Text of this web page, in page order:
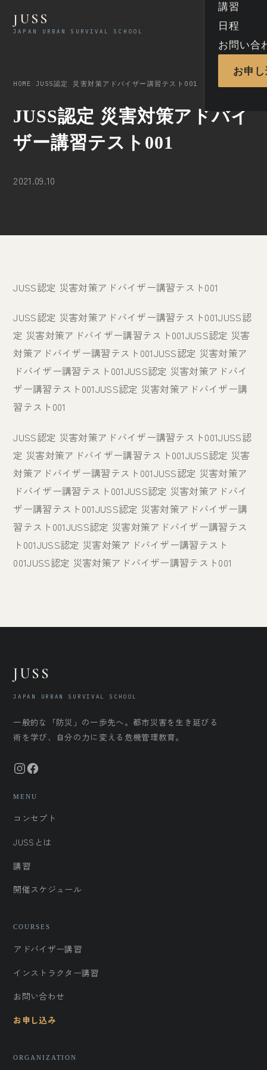
JUSS
JAPAN URBAN SURVIVAL SCHOOL
講習
日程
お問い合
お申
HOME JUSS認定 災害対策アドバイザー講習テスト001
JUSS認定 災害対策アドバイ
ザー講習テスト001
2021.09.10
JUSS認定 災害対策アドバイザー講習テスト001
JUSS認定 災害対策アドバイザー講習テスト001JUSS認
定 災害対策アドバイザー講習テスト001JUSS認定 災害
対策アドバイザー講習テスト001JUSS認定 災害対策ア
ドバイザー講習テスト001JUSS認定 災害対策アドバイ
ザー講習テスト001JUSS認定 災害対策アドバイザー講
習テスト001
JUSS認定 災害対策アドバイザー講習テスト001JUSS認
定 災害対策アドバイザー講習テスト001JUSS認定 災害
対策アドバイザー講習テスト001JUSS認定 災害対策ア
ドバイザー講習テスト001JUSS認定 災害対策アドバイ
ザー講習テスト001JUSS認定 災害対策アドバイザー講
習テスト001JUSS認定 災害対策アドバイザー講習テス
ト001JUSS認定 災害対策アドバイザー講習テスト
001JUSS認定 災害対策アドバイザー講習テスト001
JUSS
JAPAN URBAN SURVIVAL SCHOOL
一般的な「防災」の一歩先へ。都市災害を生き延びる
術を学び、自分の力に変える危機管理教育。
MENU
コンセプト
JUSSとは
講習
開催スケジュール
COURSES
アドバイザー講習
インストラクター講習
お問い合わせ
お申し込み
ORGANIZATION